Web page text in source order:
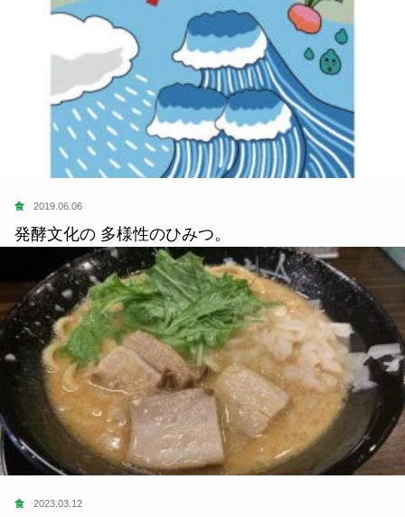
食 2019.06.06
発酵文化の 多様性のひみつ。
食 2023.03.12